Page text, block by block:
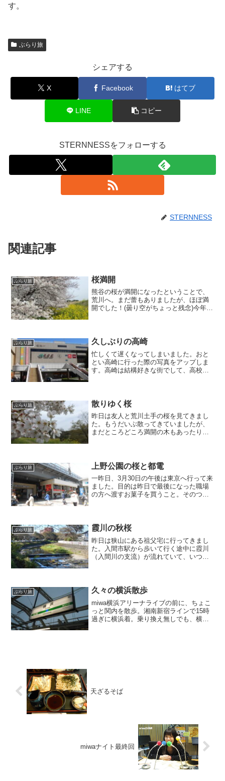
す。
ぶらり旅
シェアする
X Facebook はてブ
LINE コピー
STERNNESSをフォローする
STERNNESS
関連記事
ぶらり旅 桜満開
熊谷の桜が満開になったということで、
荒川へ。まだ蕾もありましたが、ほぼ満
開でした！(曇り空がちょっと残念)今年の
いですね。就活も終盤...
ぶらり旅 久しぶりの高崎
忙しくて遅くなってしまいました。おと
とい高崎に行った際の写真をアップしま
す。高崎は結構好きな街でして、高校生
りできるんです。以前...
ぶらり旅 散りゆく桜
昨日は友人と荒川土手の桜を見てきまし
た。もうだいぶ散ってきていましたが、
まだところどころ満開の木もあったりし
って特別な桜の名所です。...
ぶらり旅 上野公園の桜と都電
一昨日、3月30日の午後は東京へ行って来
ました。目的は昨日で最後になった職場
の方へ渡すお菓子を買うこと。そのつい
ザ』。北海道のアンテ...
ぶらり旅 霞川の秋桜
昨日は狭山にある祖父宅に行ってきまし
た。入間市駅から歩いて行く途中に霞川
（入間川の支流）が流れていて、いつも
り、懐かしい思いになります...
ぶらり旅 久々の横浜散歩
miwa横浜アリーナライブの前に、ちょこ
っと関内を散歩。湘南新宿ラインで15時
過ぎに横浜着。乗り換え無しでも、横浜
天ざるそば
miwaナイト最終回